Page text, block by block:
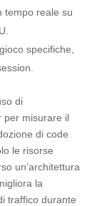
tempo reale su
specifiche,
di
per misurare il
di code
le risorse
un’architettura
la
traffico durante